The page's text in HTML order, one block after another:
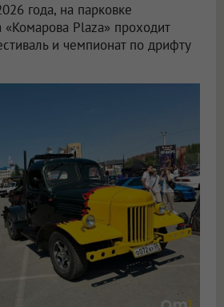
года, на парковке
«Комарова Plaza» проходит
и чемпионат по дрифту